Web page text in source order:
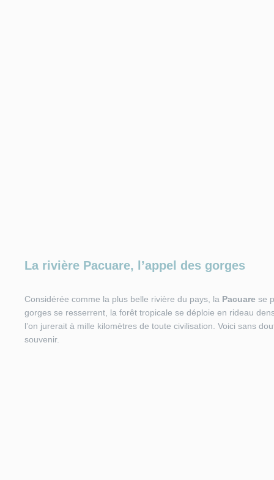
La rivière Pacuare, l’appel des gorges
Considérée comme la plus belle rivière du pays, la Pacuare se
gorges se resserrent, la forêt tropicale se déploie en rideau
l’on jurerait à mille kilomètres de toute civilisation. Voici sans
souvenir.